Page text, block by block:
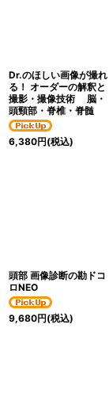
Dr.のほしい画像が撮れ
る！ オーダーの解釈と
撮影・撮像技術 脳・
頭頸部・脊椎・脊髄
6,380円(税込)
頭部 画像診断の勘ドコ
ロNEO
9,680円(税込)